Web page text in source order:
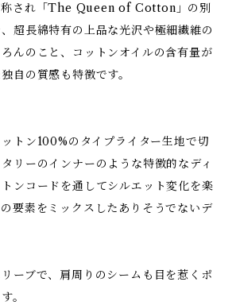
称され「The Queen of Cotton」の別
超長綿特有の上品な光沢や極細繊維の
んのこと、コットンオイルの含有量が
自の質感も特徴です。
トン100%のタイプライター生地で切
リーのインナーのような特徴的なディ
ンコードを通してシルエット変化を楽
要素をミックスしたありそうでないデ
ーブで、肩周りのシームも目を惹くポ
。